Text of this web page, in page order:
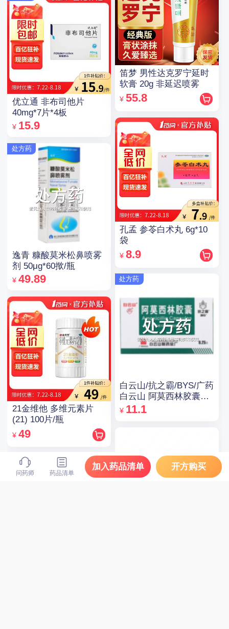
问药师 药品清单
加入药品清单 开方购买
优立通 非布司他片
40mg*7片*4板
¥ 15.9
处方药
逸青 糠酸莫米松鼻喷雾
剂 50μg*60揿/瓶
¥ 49.89
21金维他 多维元素片
(21) 100片/瓶
¥ 49
处方药
笛梦 男性达克罗宁延时
软膏 20g 非延迟喷雾
¥ 55.8
孔孟 参苓白术丸 6g*10
袋
¥ 8.9
处方药
白云山/抗之霸/BYS/广药
白云山 阿莫西林胶囊
0.25g*10粒*5板
¥ 11.1